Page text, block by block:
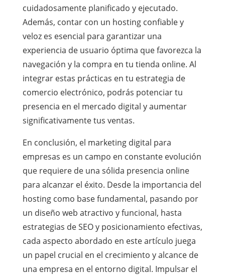
cuidadosamente planificado y ejecutado.
Además, contar con un hosting confiable y
veloz es esencial para garantizar una
experiencia de usuario óptima que favorezca la
navegación y la compra en tu tienda online. Al
integrar estas prácticas en tu estrategia de
comercio electrónico, podrás potenciar tu
presencia en el mercado digital y aumentar
significativamente tus ventas.
En conclusión, el marketing digital para
empresas es un campo en constante evolución
que requiere de una sólida presencia online
para alcanzar el éxito. Desde la importancia del
hosting como base fundamental, pasando por
un diseño web atractivo y funcional, hasta
estrategias de SEO y posicionamiento efectivas,
cada aspecto abordado en este artículo juega
un papel crucial en el crecimiento y alcance de
una empresa en el entorno digital. Impulsar el